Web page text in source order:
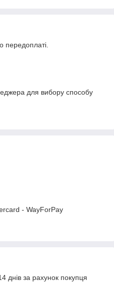
передоплаті.
для вибору способу
- WayForPay
днів за рахунок покупця